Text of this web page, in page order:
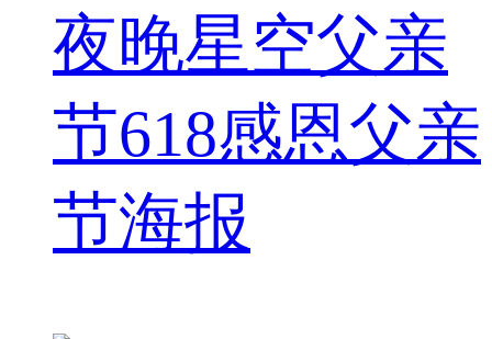
夜晚星空父亲
节618感恩父亲
节海报